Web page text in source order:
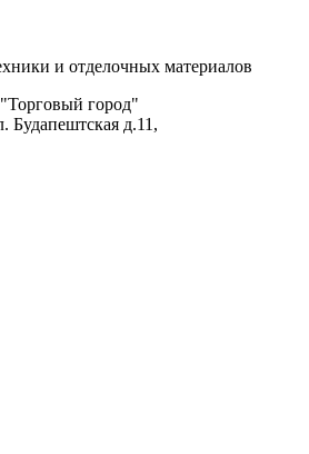
и отделочных материалов
город"
д.11,